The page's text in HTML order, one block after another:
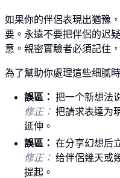
如果你的伴侶表現出猶豫
要。永遠不要把伴侶的迟
意。親密實驗者必須記住
為了幫助你處理這些细腻
誤區： 把一个新想法
修正： 把請求表達为
延伸。
誤區： 在分享幻想后
修正： 给伴侶幾天或
提起。